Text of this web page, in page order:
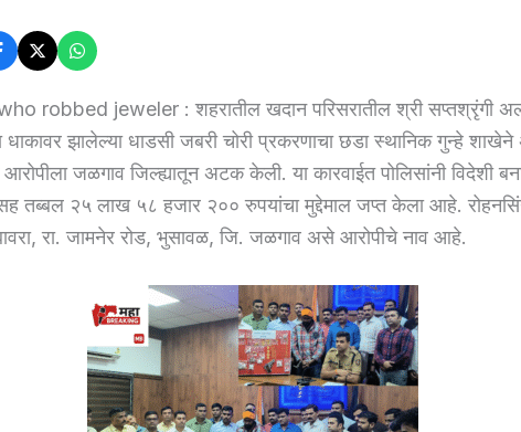
robbed jeweler : शहरातील खदान परिसरातील श्री सप्तश्रृंगी
झालेल्या धाडसी जबरी चोरी प्रकरणाचा छडा स्थानिक गुन्हे शाखेने
जळगाव जिल्ह्यातून अटक केली. या कारवाईत पोलिसांनी विदेशी
तब्बल २५ लाख ५८ हजार २०० रुपयांचा मुद्देमाल जप्त केला आहे.
रा. जामनेर रोड, भुसावळ, जि. जळगाव असे आरोपीचे नाव आहे.